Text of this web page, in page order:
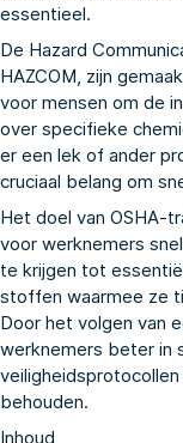
essentieel.
De Hazard
HAZCOM, zijn
voor mensen om de
over specifieke
er een lek of ander
cruciaal belang om
Het doel van OSHA-
voor werknemers
te krijgen tot
stoffen waarmee ze
Door het volgen van
werknemers beter in
behouden.
Inhoud